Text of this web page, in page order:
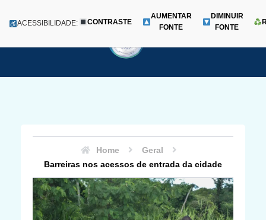
para
Menu
ACESSIBILIDADE: CONTRASTE
AUMENTAR
FONTE
DIMINUIR
FONTE
Home
Geral
Barreiras nos acessos de entrada da cidade